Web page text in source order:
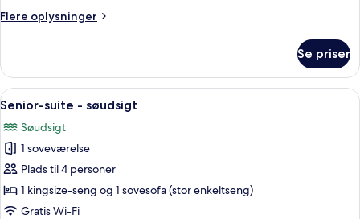
Flere oplysninger
Flere
suite
søudsigt
Se priser
Indlæs
alle
billeder
af
Senior-
suite
-
Et moderne hotelværelse med en
4
Senior-suite - søudsigt
Søudsigt
1 soveværelse
Plads til 4 personer
1 kingsize-seng og 1 sovesofa (stor enkeltseng)
Gratis Wi-Fi